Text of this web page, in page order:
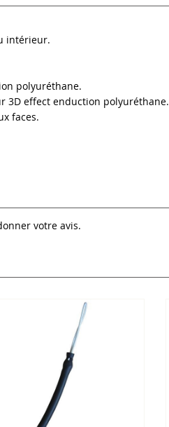
intérieur.
polyuréthane.
3D effect enduction polyuréthane.
faces.
votre avis.